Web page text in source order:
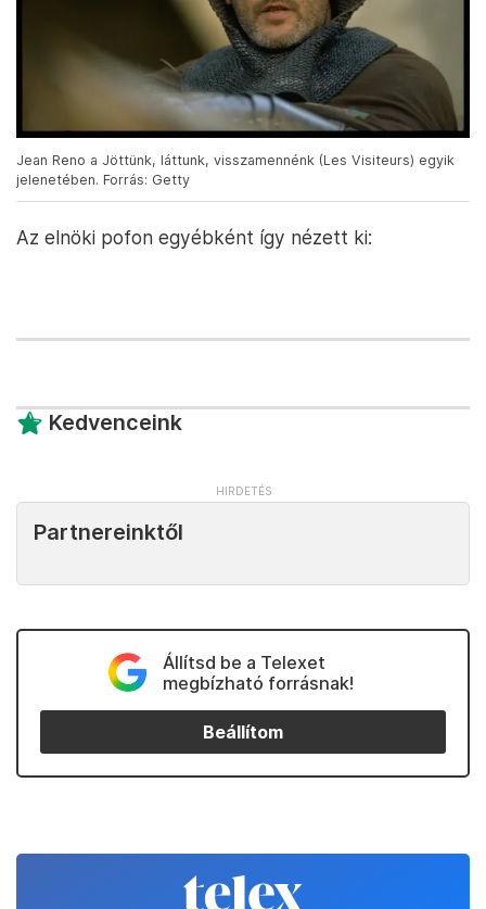
Jean Reno a Jöttünk, láttunk, visszamennénk (Les Visiteurs) egyik
jelenetében. Forrás: Getty
Az elnöki pofon egyébként így nézett ki:
Kedvenceink
Partnereinktől
Állítsd be a Telexet
megbízható forrásnak!
Beállítom